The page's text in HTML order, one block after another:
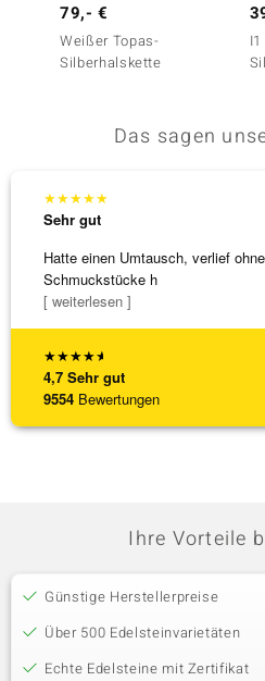
79,- €
Weißer Topas-
Silberhalskette
Das sagen
★★★★★
4,7 Sehr gut
9554 Bewertungen
★★★★★
Sehr gut
Hatte einen Umtausch, verlief
Schmuckstücke h
[ weiterlesen ]
Ihre Vorteile
Günstige Herstellerpreise
Über 500 Edelsteinvarietäten
Echte Edelsteine mit Zertifikat